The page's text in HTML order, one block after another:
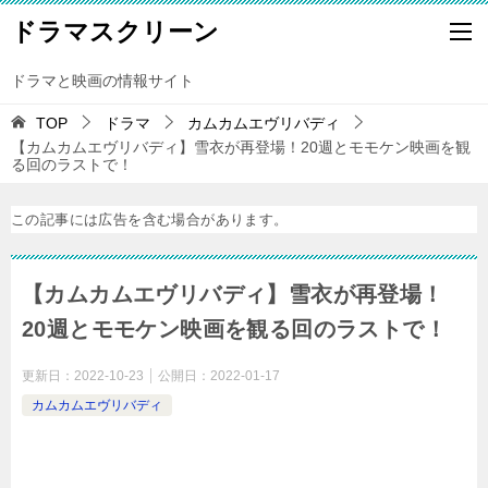
ドラマスクリーン
ドラマと映画の情報サイト
TOP ドラマ
カムカムエヴリバディ
【カムカムエヴリバディ】雪衣が再登場！20週とモモケン映画を観
る回のラストで！
この記事には広告を含む場合があります。
【カムカムエヴリバディ】雪衣が再登場！
20週とモモケン映画を観る回のラストで！
更新日： 2022-10-23 公開日： 2022-01-17
カムカムエヴリバディ